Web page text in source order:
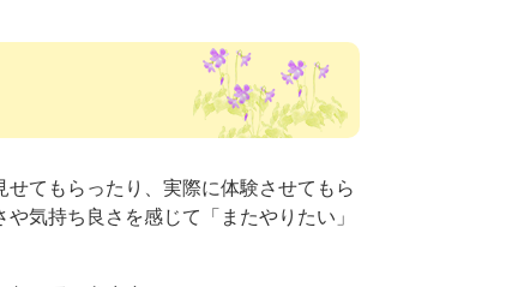
てもらったり、実際に体験させてもら
気持ち良さを感じて「またやりたい」